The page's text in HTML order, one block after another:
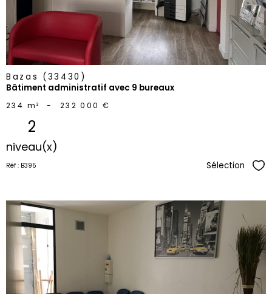
Bazas (33430)
Bâtiment administratif avec 9 bureaux
234 m² - 232 000 €
2
niveau(x)
Réf : B395 Sélection
voir le